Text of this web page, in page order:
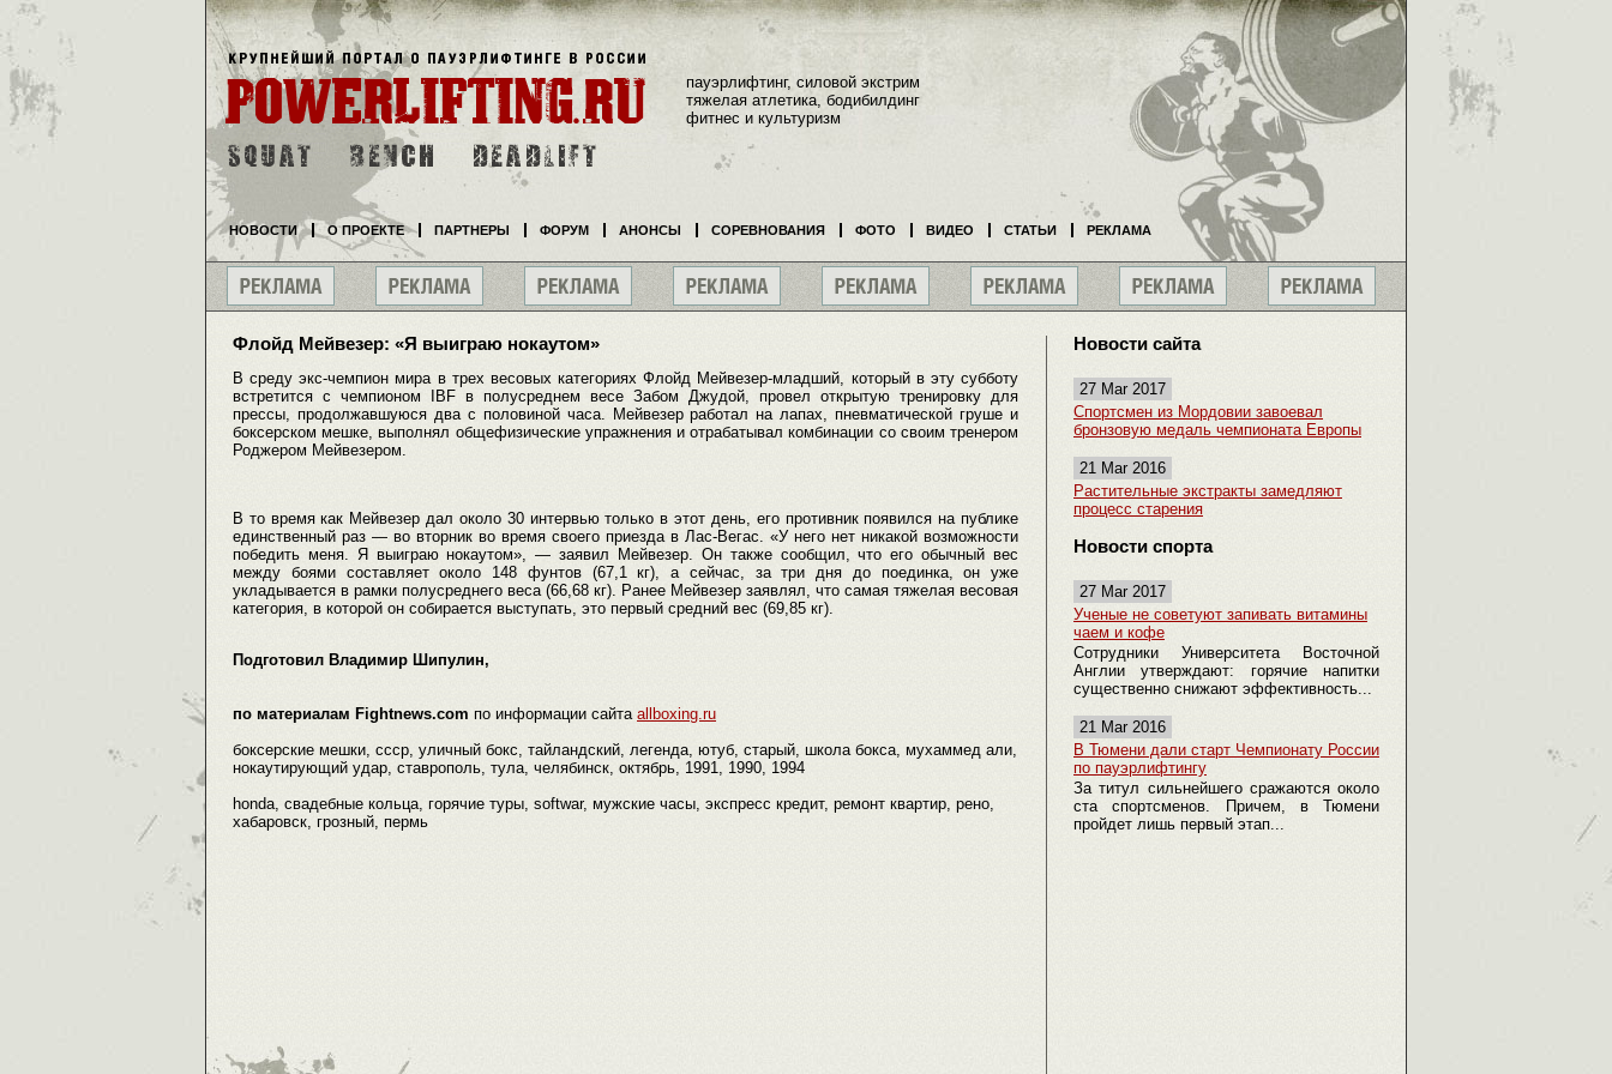
Флойд Мейвезер: «Я выиграю нокаутом»
В среду экс-чемпион мира в трех весовых категориях Флойд Мейвезер-младший, который в эту субботу
встретится с чемпионом IBF в полусреднем весе Забом Джудой, провел открытую тренировку для
прессы, продолжавшуюся два с половиной часа. Мейвезер работал на лапах, пневматической груше и
боксерском мешке, выполнял общефизические упражнения и отрабатывал комбинации со своим тренером
Роджером Мейвезером.
В то время как Мейвезер дал около 30 интервью только в этот день, его противник появился на публике
единственный раз — во вторник во время своего приезда в Лас-Вегас. «У него нет никакой возможности
победить меня. Я выиграю нокаутом», — заявил Мейвезер. Он также сообщил, что его обычный вес
между боями составляет около 148 фунтов (67,1 кг), а сейчас, за три дня до поединка, он уже
укладывается в рамки полусреднего веса (66,68 кг). Ранее Мейвезер заявлял, что самая тяжелая весовая
категория, в которой он собирается выступать, это первый средний вес (69,85 кг).
Подготовил Владимир Шипулин,
по материалам Fightnews.com по информации сайта allboxing.ru
боксерские мешки, ссср, уличный бокс, тайландский, легенда, ютуб, старый, школа бокса, мухаммед али,
нокаутирующий удар, ставрополь, тула, челябинск, октябрь, 1991, 1990, 1994
honda, свадебные кольца, горячие туры, softwar, мужские часы, экспресс кредит, ремонт квартир, рено,
хабаровск, грозный, пермь
Новости сайта
27 Mar 2017
Спортсмен из Мордовии завоевал
бронзовую медаль чемпионата Европы
21 Mar 2016
Растительные экстракты замедляют
процесс старения
Новости спорта
27 Mar 2017
Ученые не советуют запивать витамины
чаем и кофе
Сотрудники Университета Восточной
Англии утверждают: горячие напитки
существенно снижают эффективность...
21 Mar 2016
В Тюмени дали старт Чемпионату России
по пауэрлифтингу
За титул сильнейшего сражаются около
ста спортсменов. Причем, в Тюмени
пройдет лишь первый этап...
пауэрлифтинг, силовой экстрим
тяжелая атлетика, бодибилдинг
фитнес и культуризм
НОВОСТИ О ПРОЕКТЕ ПАРТНЕРЫ ФОРУМ АНОНСЫ СОРЕВНОВАНИЯ ФОТО ВИДЕО СТАТЬИ РЕКЛАМА